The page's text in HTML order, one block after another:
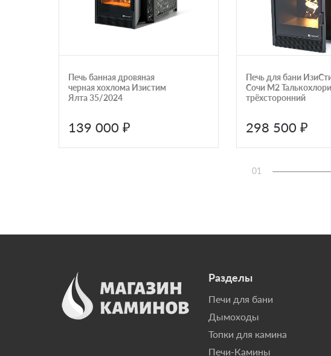
Печь банная дровяная
черная хохлома Изистим
Ялта 35/2024
139 000 ₽
Печь для бани
Сочи М2
трёхсторонний
298 500 ₽
01
Разделы
Печи для бани
Дымоходы
Топки для камина
Печи-Камины